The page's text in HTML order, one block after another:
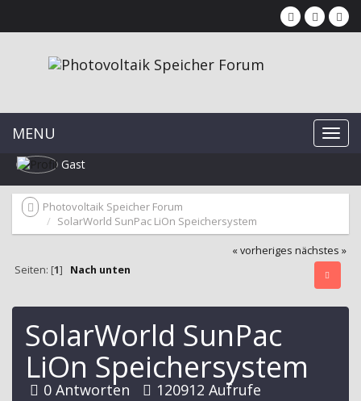
MENU
Gast
Photovoltaik Speicher Forum
SolarWorld SunPac LiOn Speichersystem
« vorheriges nächstes »
Seiten: [1] Nach unten
SolarWorld SunPac
LiOn Speichersystem
0 Antworten 120912 Aufrufe